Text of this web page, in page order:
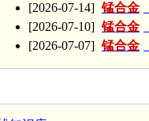
[2026-07-14] 锰合金
[2026-07-10] 锰合金
[2026-07-07] 锰合金